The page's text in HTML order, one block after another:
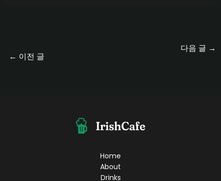
← 이전 글
다음 글 →
Home
About
Drinks